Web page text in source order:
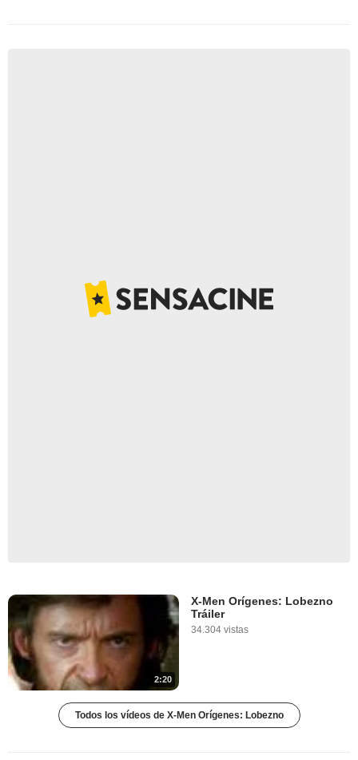
2:20
X-Men Orígenes: Lobezno
Tráiler
34.304 vistas
Todos los vídeos de X-Men Orígenes: Lobezno